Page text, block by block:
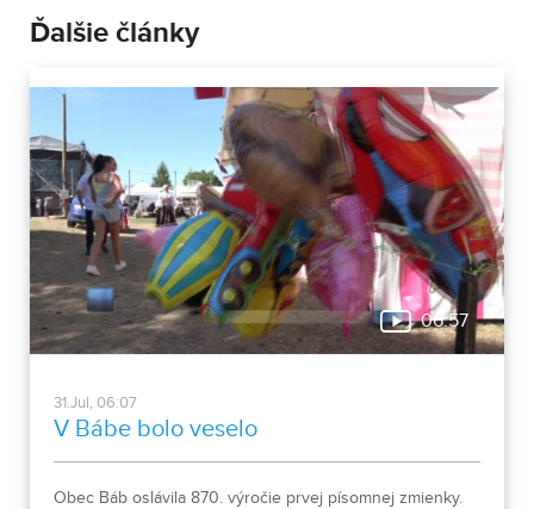
Ďalšie články
06:57
31.Jul, 06:07
V Bábe bolo veselo
Obec Báb oslávila 870. výročie prvej písomnej zmienky.